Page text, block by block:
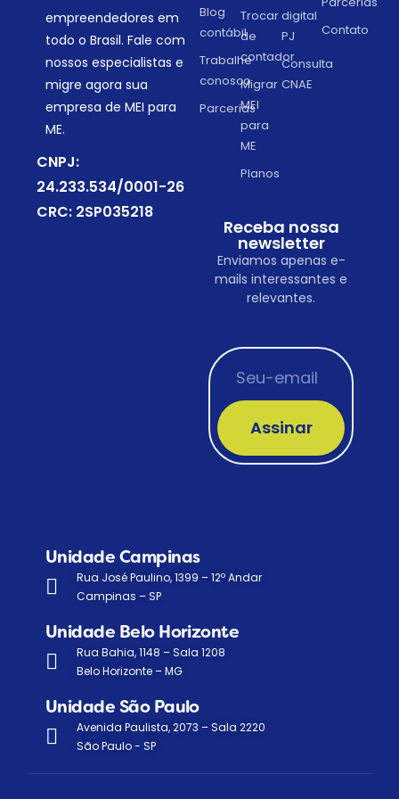
empreendedores em
todo o Brasil. Fale com
nossos especialistas e
migre agora sua
empresa de MEI para
ME.
CNPJ:
24.233.534/0001-26
CRC: 2SP035218
Blog
contábil
Trabalhe
conosco
Parcerias
Trocar
de
contador
Migrar
MEI
para
ME
Planos
digital
PJ
Consulta
CNAE
Contato
Receba nossa
newsletter
Enviamos apenas e-
mails interessantes e
relevantes.
Assinar
Unidade Campinas
Rua José Paulino, 1399 – 12º Andar
Campinas – SP
Unidade Belo Horizonte
Rua Bahia, 1148 – Sala 1208
Belo Horizonte – MG
Unidade São Paulo
Avenida Paulista, 2073 – Sala 2220
São Paulo - SP